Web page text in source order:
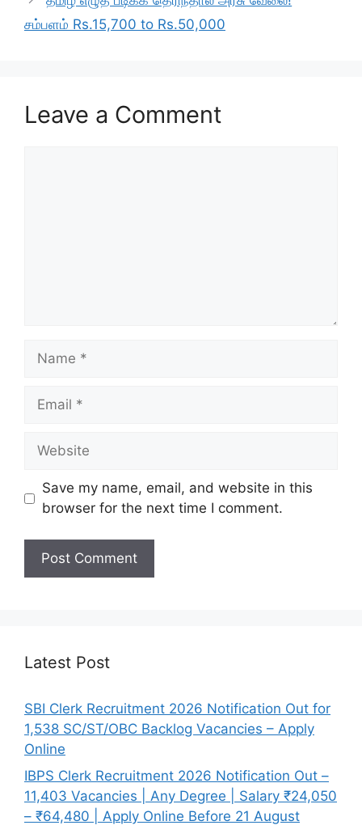
சம்பளம் Rs.15,700 to Rs.50,000
Leave a Comment
Name
Email
Website
Save my name, email, and website in this
browser for the next time I comment.
Latest Post
SBI Clerk Recruitment 2026 Notification Out for
1,538 SC/ST/OBC Backlog Vacancies – Apply
Online
IBPS Clerk Recruitment 2026 Notification Out –
11,403 Vacancies | Any Degree | Salary ₹24,050
– ₹64,480 | Apply Online Before 21 August